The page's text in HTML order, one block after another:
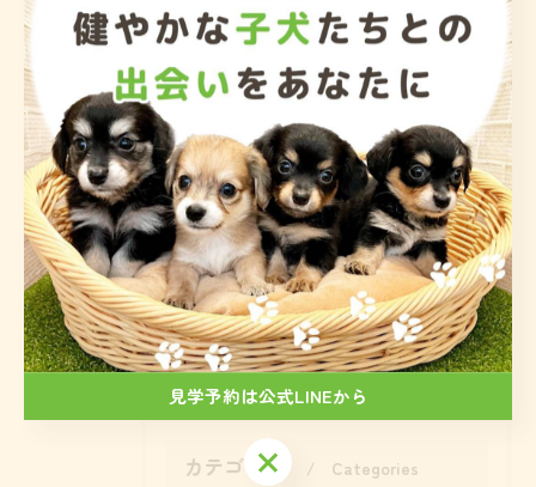
< 前のページ 一覧に戻る 次のページ >
関連タグ
#トイプードル
カテゴリー Categories
見学予約は公式LINEから
見学予約は公式LINEから